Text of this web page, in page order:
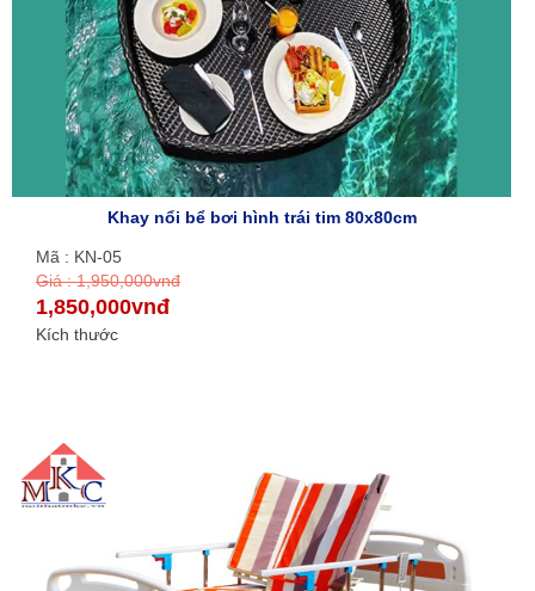
Khay nổi bể bơi hình trái tim 80x80cm
Mã : KN-05
Giá : 1,950,000vnđ
1,850,000vnđ
Kích thước